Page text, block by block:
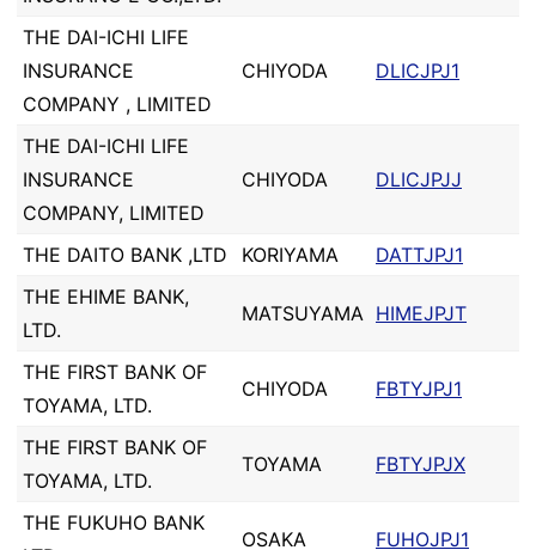
THE DAI-ICHI LIFE
INSURANCE
COMPANY , LIMITED
CHIYODA DLICJPJ1
THE DAI-ICHI LIFE
INSURANCE
COMPANY, LIMITED
CHIYODA DLICJPJJ
THE DAITO BANK ,LTD KORIYAMA
DATTJPJ1
THE EHIME BANK,
LTD.
MATSUYAMA HIMEJPJT
THE FIRST BANK OF
TOYAMA, LTD.
CHIYODA FBTYJPJ1
THE FIRST BANK OF
TOYAMA, LTD.
TOYAMA FBTYJPJX
THE FUKUHO BANK
OSAKA FUHOJPJ1